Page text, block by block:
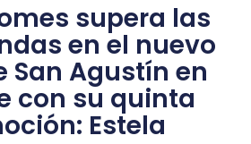
supera las
en el nuevo
San Agustín en
con su quinta
Estela